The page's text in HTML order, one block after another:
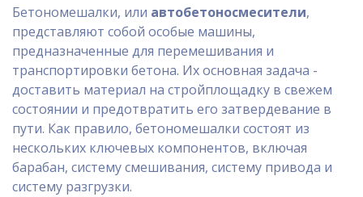
Бетономешалки, или автобетоносмесители,
представляют собой особые машины,
предназначенные для перемешивания и
транспортировки бетона. Их основная задача -
доставить материал на стройплощадку в свежем
состоянии и предотвратить его затвердевание в
пути. Как правило, бетономешалки состоят из
нескольких ключевых компонентов, включая
барабан, систему смешивания, систему привода и
систему разгрузки.